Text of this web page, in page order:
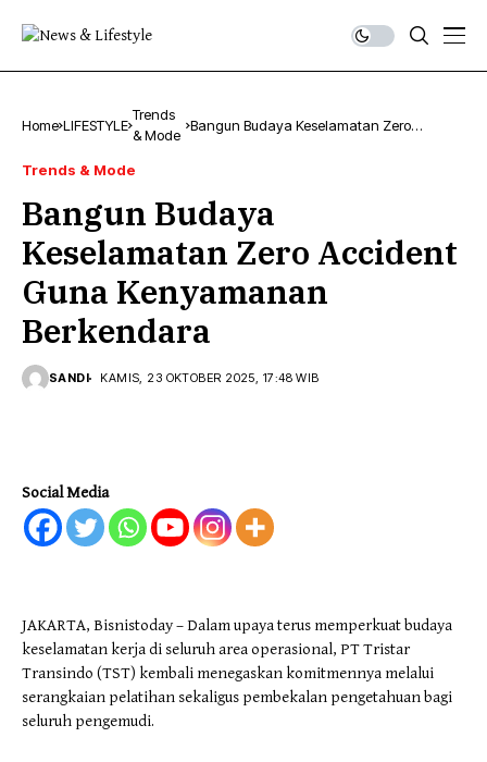
Home LIFESTYLE
Trends
& Mode
Bangun Budaya Keselamatan Zero
Trends & Mode
Bangun Budaya
Keselamatan Zero Accident
Guna Kenyamanan
Berkendara
SANDI KAMIS, 23 OKTOBER 2025, 17:48 WIB
Social Media
JAKARTA, Bisnistoday – Dalam upaya terus memperkuat budaya
keselamatan kerja di seluruh area operasional, PT Tristar
Transindo (TST) kembali menegaskan komitmennya melalui
serangkaian pelatihan sekaligus pembekalan pengetahuan bagi
seluruh pengemudi.